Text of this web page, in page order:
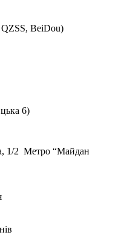
BeiDou)
6)
1/2 Метро “Майдан